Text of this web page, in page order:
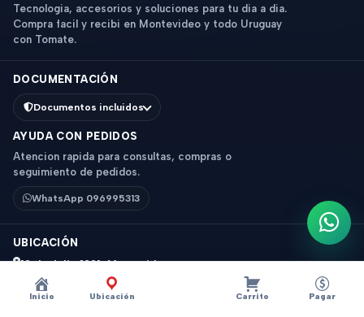
Inicio Ubicación Carrito Pagar
Tecnologia, accesorios y soluciones para tu dia a dia.
Compra facil y recibi en Montevideo y todo Uruguay
con Tomate.
DOCUMENTACIÓN
Documentos incluidos
AYUDA CON PEDIDOS
Atencion rapida para consultas, compras o
seguimiento de pedidos.
WhatsApp 096995313
UBICACIÓN
18 de Julio 1831, Montevideo
Horario: 9 a 18 hs